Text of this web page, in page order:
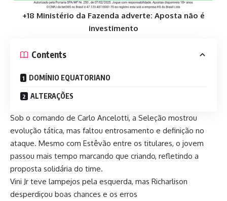
+18 Ministério da Fazenda adverte: Aposta não é
investimento
Contents
DOMÍNIO EQUATORIANO
ALTERAÇÕES
Sob o comando de Carlo Ancelotti, a Seleção mostrou
evolução tática, mas faltou entrosamento e definição no
ataque. Mesmo com Estêvão entre os titulares, o jovem
passou mais tempo marcando que criando, refletindo a
proposta solidária do time.
Vini Jr teve lampejos pela esquerda, mas Richarlison
desperdiçou boas chances e os erros